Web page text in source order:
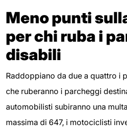
Meno punti
per chi ruba i
disabili
Raddoppiano da due a quattro i
che ruberanno i parcheggi
automobilisti subiranno una
massima di 647, i motociclisti